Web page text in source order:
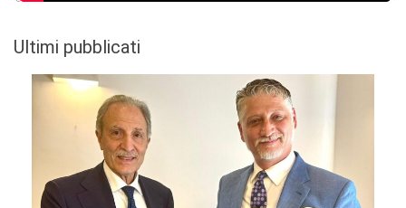
Ultimi pubblicati